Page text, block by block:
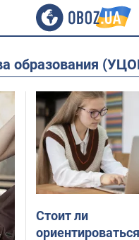
образования
Стоит ли